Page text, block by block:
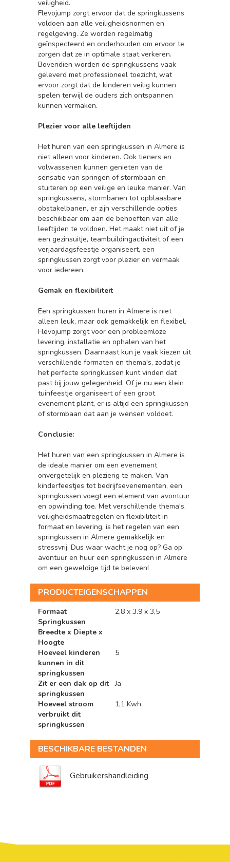
veiligheid.
Flevojump zorgt ervoor dat de springkussens
voldoen aan alle veiligheidsnormen en
regelgeving. Ze worden regelmatig
geïnspecteerd en onderhouden om ervoor te
zorgen dat ze in optimale staat verkeren.
Bovendien worden de springkussens vaak
geleverd met professioneel toezicht, wat
ervoor zorgt dat de kinderen veilig kunnen
spelen terwijl de ouders zich ontspannen
kunnen vermaken.
Plezier voor alle leeftijden
Het huren van een springkussen in Almere is
niet alleen voor kinderen. Ook tieners en
volwassenen kunnen genieten van de
sensatie van springen of stormbaan en
stuiteren op een veilige en leuke manier. Van
springkussens, stormbanen tot opblaasbare
obstakelbanen, er zijn verschillende opties
beschikbaar om aan de behoeften van alle
leeftijden te voldoen. Het maakt niet uit of je
een gezinsuitje, teambuildingactiviteit of een
verjaardagsfeestje organiseert, een
springkussen zorgt voor plezier en vermaak
voor iedereen.
Gemak en flexibiliteit
Een springkussen huren in Almere is niet
alleen leuk, maar ook gemakkelijk en flexibel.
Flevojump zorgt voor een probleemloze
levering, installatie en ophalen van het
springkussen. Daarnaast kun je vaak kiezen uit
verschillende formaten en thema's, zodat je
het perfecte springkussen kunt vinden dat
past bij jouw gelegenheid. Of je nu een klein
tuinfeestje organiseert of een groot
evenement plant, er is altijd een springkussen
of stormbaan dat aan je wensen voldoet.
Conclusie:
Het huren van een springkussen in Almere is
de ideale manier om een evenement
onvergetelijk en plezierig te maken. Van
kinderfeestjes tot bedrijfsevenementen, een
springkussen voegt een element van avontuur
en opwinding toe. Met verschillende thema's,
veiligheidsmaatregelen en flexibiliteit in
formaat en levering, is het regelen van een
springkussen in Almere gemakkelijk en
stressvrij. Dus waar wacht je nog op? Ga op
avontuur en huur een springkussen in Almere
om een geweldige tijd te beleven!
PRODUCTEIGENSCHAPPEN
Formaat
Springkussen
Breedte x Diepte x
Hoogte
2,8 x 3.9 x 3,5
Hoeveel kinderen
kunnen in dit
springkussen
5
Zit er een dak op dit
springkussen
Ja
Hoeveel stroom
verbruikt dit
springkussen
1,1 Kwh
BESCHIKBARE BESTANDEN
Gebruikershandleiding